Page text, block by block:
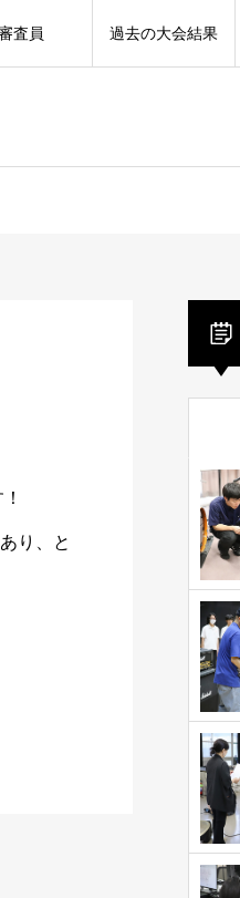
査員 過去の大会結果
り、と